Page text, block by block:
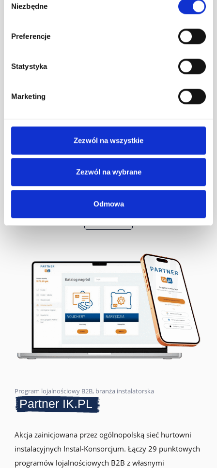
zgody
Niezbędne
Preferencje
Statystyka
Marketing
Zezwól na wszystkie
Zezwól na wybrane
Odmowa
batPRO
Program lojalnościowy B2B dla stałych klientów
marketów budowlanych BAT. Marka wykorzystuje w
Sprawdź
Program lojalnościowy B2B, branża instalatorska
Partner IK.PL
Akcja zainicjowana przez ogólnopolską sieć hurtowni
instalacyjnych Instal-Konsorcjum. Łączy 29 punktowych
programów lojalnościowych B2B z własnymi